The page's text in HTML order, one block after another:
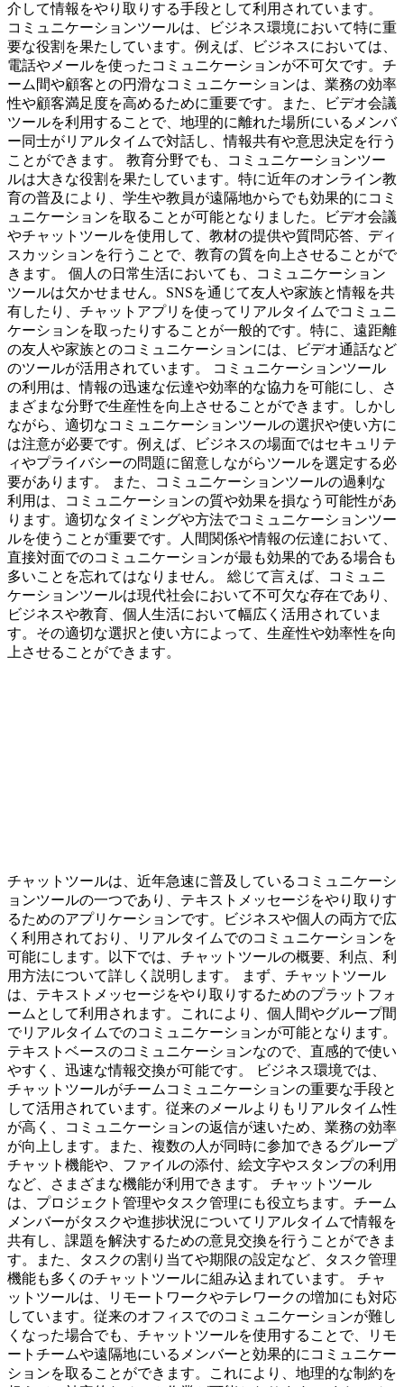
介して情報をやり取りする手段として利用されています。
コミュニケーションツールは、ビジネス環境において特に重
要な役割を果たしています。例えば、ビジネスにおいては、
電話やメールを使ったコミュニケーションが不可欠です。チ
ーム間や顧客との円滑なコミュニケーションは、業務の効率
性や顧客満足度を高めるために重要です。また、ビデオ会議
ツールを利用することで、地理的に離れた場所にいるメンバ
ー同士がリアルタイムで対話し、情報共有や意思決定を行う
ことができます。 教育分野でも、コミュニケーションツー
ルは大きな役割を果たしています。特に近年のオンライン教
育の普及により、学生や教員が遠隔地からでも効果的にコミ
ュニケーションを取ることが可能となりました。ビデオ会議
やチャットツールを使用して、教材の提供や質問応答、ディ
スカッションを行うことで、教育の質を向上させることがで
きます。 個人の日常生活においても、コミュニケーション
ツールは欠かせません。SNSを通じて友人や家族と情報を共
有したり、チャットアプリを使ってリアルタイムでコミュニ
ケーションを取ったりすることが一般的です。特に、遠距離
の友人や家族とのコミュニケーションには、ビデオ通話など
のツールが活用されています。 コミュニケーションツール
の利用は、情報の迅速な伝達や効率的な協力を可能にし、さ
まざまな分野で生産性を向上させることができます。しかし
ながら、適切なコミュニケーションツールの選択や使い方に
は注意が必要です。例えば、ビジネスの場面ではセキュリテ
ィやプライバシーの問題に留意しながらツールを選定する必
要があります。 また、コミュニケーションツールの過剰な
利用は、コミュニケーションの質や効果を損なう可能性があ
ります。適切なタイミングや方法でコミュニケーションツー
ルを使うことが重要です。人間関係や情報の伝達において、
直接対面でのコミュニケーションが最も効果的である場合も
多いことを忘れてはなりません。 総じて言えば、コミュニ
ケーションツールは現代社会において不可欠な存在であり、
ビジネスや教育、個人生活において幅広く活用されていま
す。その適切な選択と使い方によって、生産性や効率性を向
上させることができます。
チャットツールは、近年急速に普及しているコミュニケーシ
ョンツールの一つであり、テキストメッセージをやり取りす
るためのアプリケーションです。ビジネスや個人の両方で広
く利用されており、リアルタイムでのコミュニケーションを
可能にします。以下では、チャットツールの概要、利点、利
用方法について詳しく説明します。 まず、チャットツール
は、テキストメッセージをやり取りするためのプラットフォ
ームとして利用されます。これにより、個人間やグループ間
でリアルタイムでのコミュニケーションが可能となります。
テキストベースのコミュニケーションなので、直感的で使い
やすく、迅速な情報交換が可能です。 ビジネス環境では、
チャットツールがチームコミュニケーションの重要な手段と
して活用されています。従来のメールよりもリアルタイム性
が高く、コミュニケーションの返信が速いため、業務の効率
が向上します。また、複数の人が同時に参加できるグループ
チャット機能や、ファイルの添付、絵文字やスタンプの利用
など、さまざまな機能が利用できます。 チャットツール
は、プロジェクト管理やタスク管理にも役立ちます。チーム
メンバーがタスクや進捗状況についてリアルタイムで情報を
共有し、課題を解決するための意見交換を行うことができま
す。また、タスクの割り当てや期限の設定など、タスク管理
機能も多くのチャットツールに組み込まれています。 チャ
ットツールは、リモートワークやテレワークの増加にも対応
しています。従来のオフィスでのコミュニケーションが難し
くなった場合でも、チャットツールを使用することで、リモ
ートチームや遠隔地にいるメンバーと効果的にコミュニケー
ションを取ることができます。これにより、地理的な制約を